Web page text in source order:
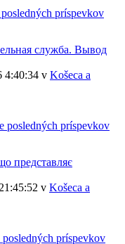
служба. Вывод
4:40:34 v Košeca a
представляє
v Košeca a